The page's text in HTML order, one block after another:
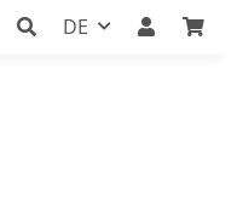
DE